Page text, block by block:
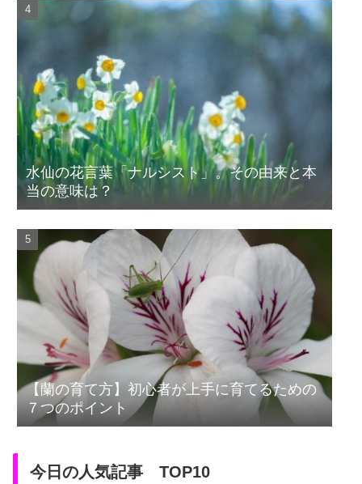
水仙の花言葉「ナルシスト」。その由来と本
当の意味は？
【蘭の育て方】初心者が上手に育てるための
７つのポイント
今日の人気記事 TOP10